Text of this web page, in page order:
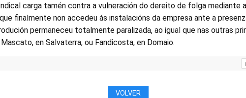
carga tamén contra a vulneración do dereito de folga mediante
finalmente non accedeu ás instalacións da empresa ante a
permaneceu totalmente paralizada, ao igual que nas outras
en Salvaterra, ou Fandicosta, en Domaio.
VOLVER